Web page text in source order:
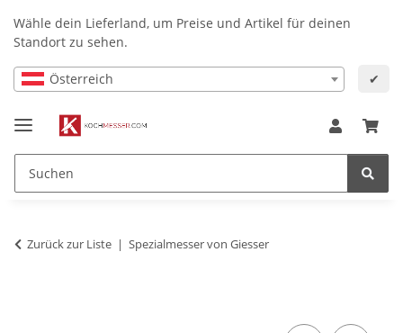
Wähle dein Lieferland, um Preise und Artikel für deinen
Standort zu sehen.
Österreich ✔
Zurück zur Liste Spezialmesser von Giesser